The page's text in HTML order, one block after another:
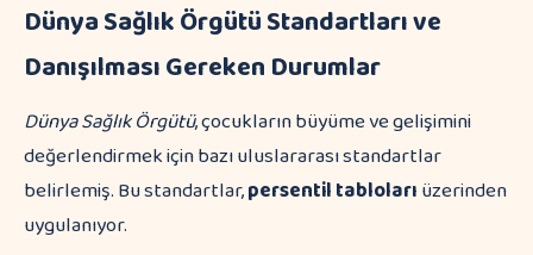
Dünya Sağlık Örgütü Standartları ve
Danışılması Gereken Durumlar
Dünya Sağlık Örgütü, çocukların büyüme ve gelişimini
değerlendirmek için bazı uluslararası standartlar
belirlemiş. Bu standartlar,persentil tablolarıüzerinden
uygulanıyor.